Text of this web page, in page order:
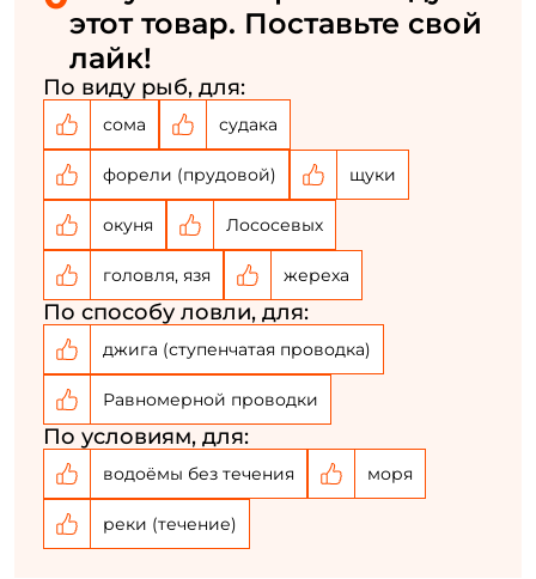
этот товар. Поставьте свой
лайк!
По виду рыб, для:
сома судака
форели (прудовой) щуки
окуня Лососевых
головля, язя жереха
По способу ловли, для:
джига (ступенчатая проводка)
Равномерной проводки
По условиям, для:
водоёмы без течения моря
реки (течение)
Номер телефона: *
Придумайте пароль: *
Повторите пароль: *
Заполняя данную форму вы соглашаетесь на обработку
персональных данных
Создать аккаунт
У меня уже есть аккаунт